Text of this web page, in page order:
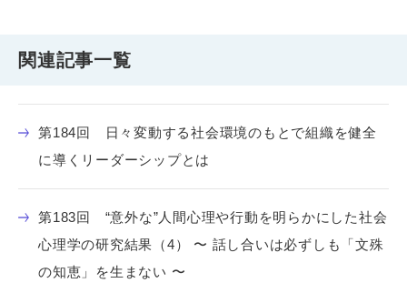
関連記事一覧
第184回 日々変動する社会環境のもとで組織を健全
に導くリーダーシップとは
第183回 “意外な”人間心理や行動を明らかにした社会
心理学の研究結果（4） 〜 話し合いは必ずしも「文殊
の知恵」を生まない 〜